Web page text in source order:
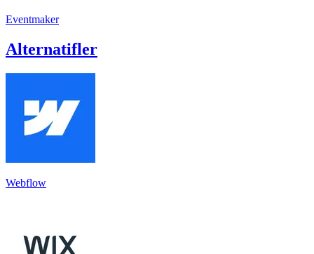
Eventmaker
Alternatifler
Webflow